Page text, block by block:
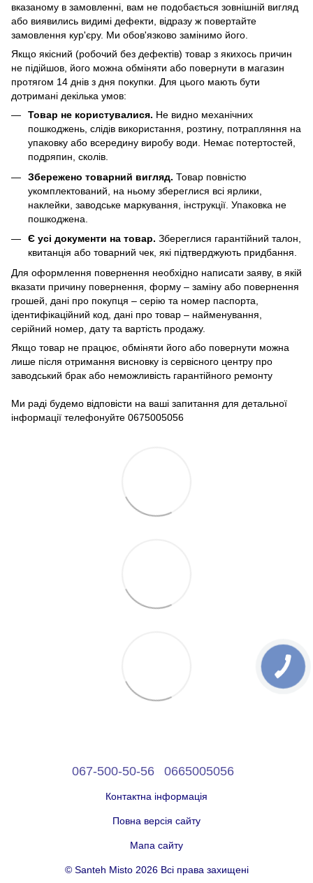
вказаному в замовленні, вам не подобається зовнішній вигляд
або виявились видимі дефекти, відразу ж повертайте
замовлення кур'єру. Ми обов'язково замінимо його.
Якщо якісний (робочий без дефектів) товар з якихось причин
не підійшов, його можна обміняти або повернути в магазин
протягом 14 днів з дня покупки. Для цього мають бути
дотримані декілька умов:
Товар не користувалися. Не видно механічних
пошкоджень, слідів використання, розтину, потрапляння на
упаковку або всередину виробу води. Немає потертостей,
подряпин, сколів.
Збережено товарний вигляд. Товар повністю
укомплектований, на ньому збереглися всі ярлики,
наклейки, заводське маркування, інструкції. Упаковка не
пошкоджена.
Є усі документи на товар. Збереглися гарантійний талон,
квитанція або товарний чек, які підтверджують придбання.
Для оформлення повернення необхідно написати заяву, в якій
вказати причину повернення, форму – заміну або повернення
грошей, дані про покупця – серію та номер паспорта,
ідентифікаційний код, дані про товар – найменування,
серійний номер, дату та вартість продажу.
Якщо товар не працює, обміняти його або повернути можна
лише після отримання висновку із сервісного центру про
заводський брак або неможливість гарантійного ремонту
Ми раді будемо відповісти на ваші запитання для детальної
інформації телефонуйте 0675005056
067-500-50-56 0665005056
Контактна інформація
Повна версія сайту
Мапа сайту
© Santeh Misto 2026 Всі права захищені